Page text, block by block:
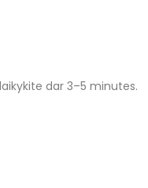
dar 3–5 minutes.